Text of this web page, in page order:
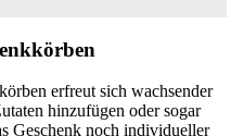
erfreut sich wachsender
hinzufügen oder sogar
Geschenk noch individueller